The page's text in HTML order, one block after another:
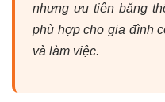
nhưng ưu tiên băng
phù hợp cho gia đình
và làm việc.